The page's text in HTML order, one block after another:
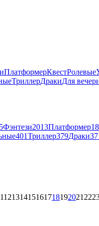
ПлатформерКвестРолевые
ТриллерДракиДля
Фэнтези2013Платформер
401Триллер379Драки
12131415161718192021 22